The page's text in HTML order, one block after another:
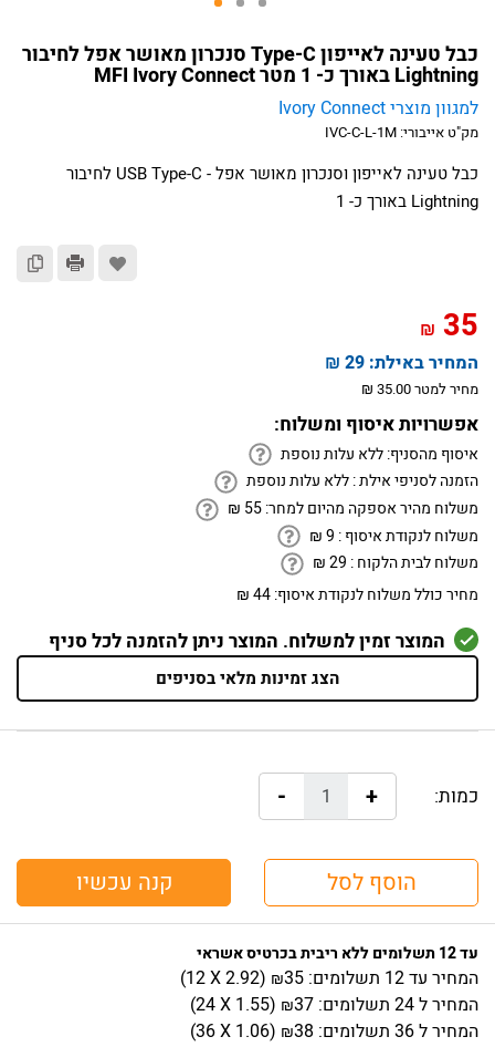
כבל טעינה לאייפון Type-C סנכרון מאושר אפל לחיבור
Lightning באורך כ- 1 מטר MFI Ivory Connect
למגוון מוצרי Ivory Connect
מק"ט אייבורי: IVC-C-L-1M
כבל טעינה לאייפון וסנכרון מאושר אפל - USB Type-C לחיבור
Lightning באורך כ- 1
₪
35
₪
המחיר באילת: 29 ₪
מחיר למטר 35.00 ₪
אפשרויות איסוף ומשלוח:
איסוף מהסניף:ללא עלות נוספת
הזמנה לסניפי אילת :ללא עלות נוספת
משלוח מהיר אספקה מהיום למחר:
₪ 55
משלוח לנקודת איסוף :
₪9
משלוח לבית הלקוח :
₪29
מחיר כולל משלוח לנקודת איסוף:44 ₪
המוצר זמין למשלוח. המוצר ניתן להזמנה לכל סניף
הצג זמינות מלאי בסניפים
כמות: +
-
הוסף לסל קנה עכשיו
עד 12 תשלומים ללא ריבית בכרטיס אשראי
המחיר עד 12 תשלומים: ₪35
(12 X2.92)
המחירל 24 תשלומים: ₪37
(24 X 1.55)
המחירל 36 תשלומים: ₪38
(36 X 1.06)